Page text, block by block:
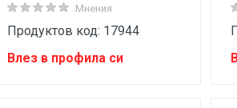
Мнения
Продуктов код: 17944
Влез в профила си